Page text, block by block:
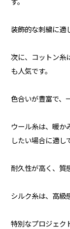
装飾的な刺繍に適
次に、コットン糸
も人気です。
色合いが豊富で、
ウール糸は、暖か
したい場合に適し
耐久性が高く、質
シルク糸は、高級
特別なプロジェク